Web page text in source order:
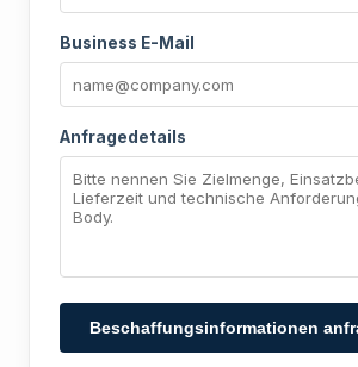
Business E-Mail
Anfragedetails
Beschaffungsinformationen